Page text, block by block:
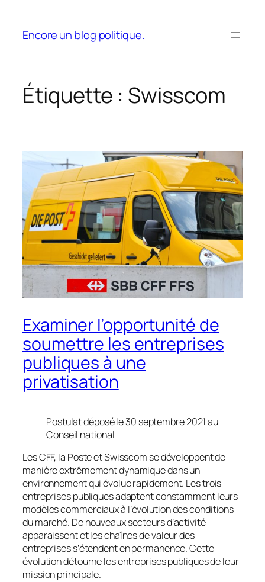
contenu
Encore un blog politique.
Étiquette : Swisscom
Examiner l’opportunité de
soumettre les entreprises
publiques à une
privatisation
Postulat déposé le 30 septembre 2021 au
Conseil national
Les CFF, la Poste et Swisscom se développent de
manière extrêmement dynamique dans un
environnement qui évolue rapidement. Les trois
entreprises publiques adaptent constamment leurs
modèles commerciaux à l’évolution des conditions
du marché. De nouveaux secteurs d’activité
apparaissent et les chaînes de valeur des
entreprises s’étendent en permanence. Cette
évolution détourne les entreprises publiques de leur
mission principale.